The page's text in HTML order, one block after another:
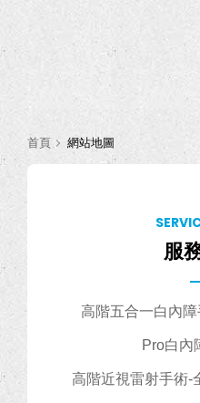
首頁 網站地圖
服
高階五合一白內
Pro白內
高階近視雷射手術-